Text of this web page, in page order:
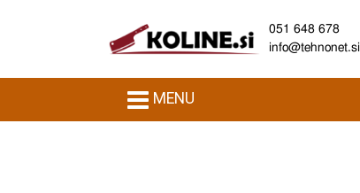
051 648 678
info@tehnonet.si
MENU